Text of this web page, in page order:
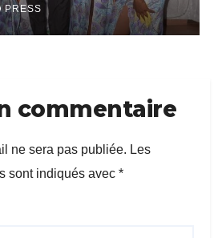
PRESS
commentaire
ne sera pas publiée. Les
sont indiqués avec *